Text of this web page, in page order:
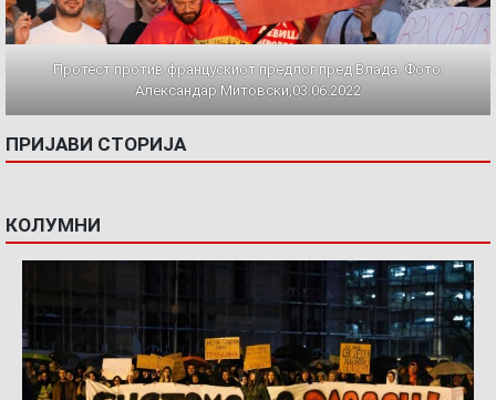
Протест против францускиот предлог пред Влада. Фото:
Александар Митовски,03.06.2022
ПРИЈАВИ СТОРИЈА
КОЛУМНИ